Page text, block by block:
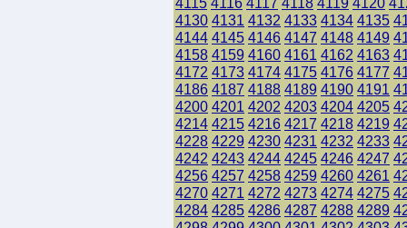
4130 4131 4132 4133 4134 4135
4144 4145 4146 4147 4148 4149
4158 4159 4160 4161 4162 4163
4172 4173 4174 4175 4176 4177
4186 4187 4188 4189 4190 4191
4200 4201 4202 4203 4204 4205
4214 4215 4216 4217 4218 4219
4228 4229 4230 4231 4232 4233
4242 4243 4244 4245 4246 4247
4256 4257 4258 4259 4260 4261
4270 4271 4272 4273 4274 4275
4284 4285 4286 4287 4288 4289